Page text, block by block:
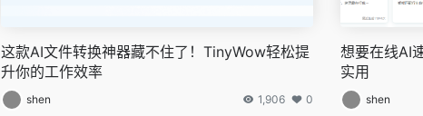
这款AI文件转换神器藏不住了！TinyWow轻松提
升你的工作效率
shen 1,906 0
想要在线AI
实用
shen